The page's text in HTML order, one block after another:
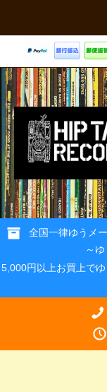
全国一律ゆうメ
～
5,000円以上お買上で